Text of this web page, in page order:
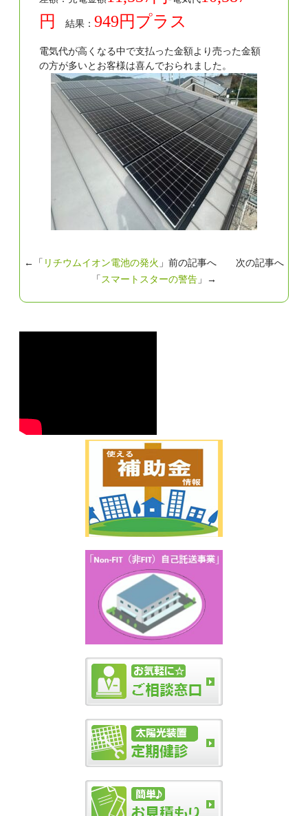
円
結果： 949円プラス
電気代が高くなる中で支払った金額より売った金額
の方が多いとお客様は喜んでおられました。
←「 リチウムイオン電池の発火 」前の記事へ 次の記事へ
「 スマートスターの警告 」→